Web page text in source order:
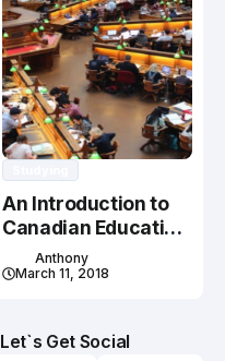
An Introduction to
Canadian Education
System
Anthony
March 11, 2018
Let`s Get Social